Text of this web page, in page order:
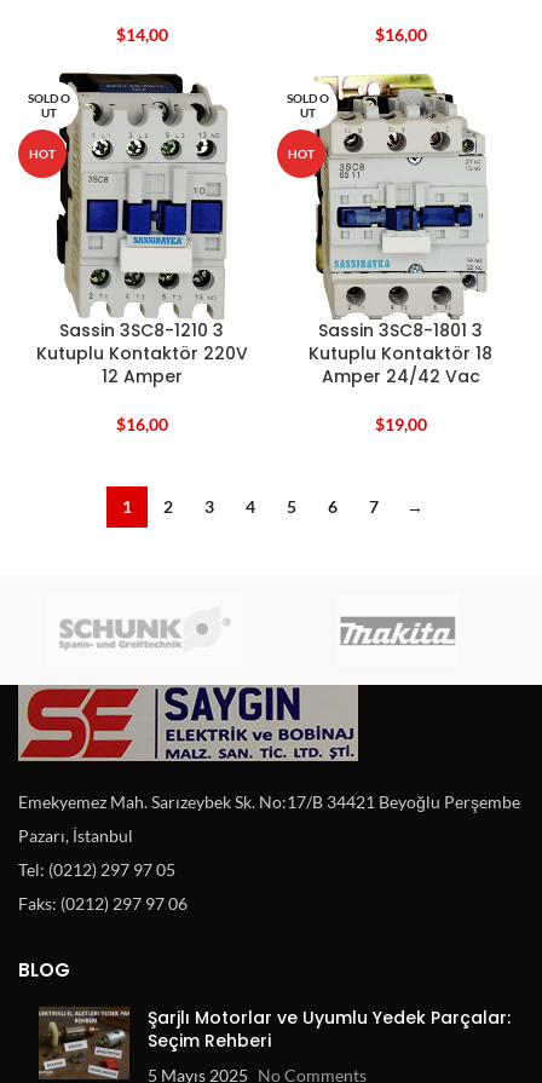
$14,00 $16,00
SOLD O
UT
HOT
Sassin 3SC8-1210 3
Kutuplu Kontaktör 220V
12 Amper
$16,00
SOLD O
UT
HOT
Sassin 3SC8-1801 3
Kutuplu Kontaktör 18
Amper 24/42 Vac
$19,00
1 2 3 4 5 6 7 →
Emekyemez Mah. Sarızeybek Sk. No:17/B 34421 Beyoğlu Perşembe
Pazarı, İstanbul
Tel: (0212) 297 97 05
Faks: (0212) 297 97 06
BLOG
Şarjlı Motorlar ve Uyumlu Yedek Parçalar:
Seçim Rehberi
5 Mayıs 2025 No Comments